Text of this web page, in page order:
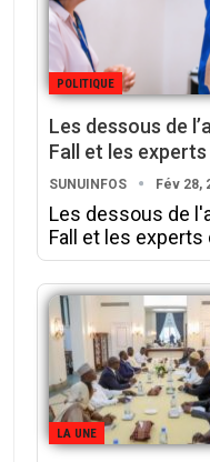
POLITIQUE
Les dessous de
Fall et les experts
SUNUINFOS Fév 28,
Les dessous de
Fall et les experts
LA UNE